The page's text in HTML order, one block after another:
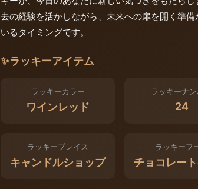
去の経験を活かしながら、未来への扉を開く準備
いるタイミングです。
✨ラッキーアイテム
ラッキーカラー
ワインレッド
ラッキーナ
24
ラッキープレイス
キャンドルショップ
ラッキーフ
チョコレー